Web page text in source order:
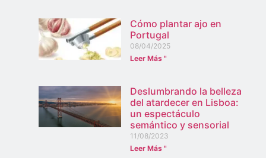
Cómo plantar ajo en
Portugal
08/04/2025
Leer Más "
Deslumbrando la belleza
del atardecer en Lisboa:
un espectáculo
semántico y sensorial
11/08/2023
Leer Más "